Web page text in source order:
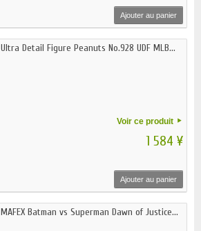
Ajouter au panier
Ultra Detail Figure Peanuts No.928 UDF MLB...
Voir ce produit
1 584 ¥
Ajouter au panier
MAFEX Batman vs Superman Dawn of Justice...